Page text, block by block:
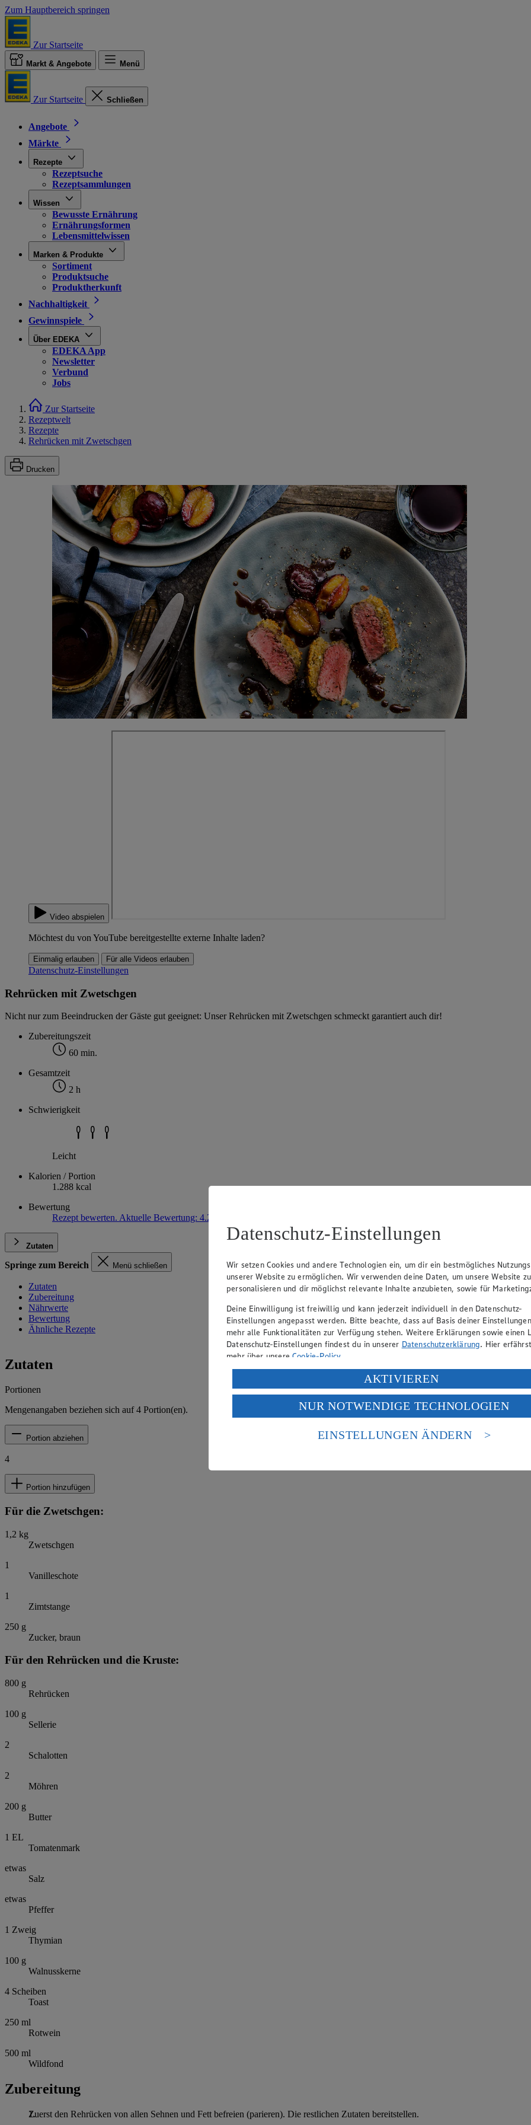
Zum Hauptbereich springen
Zur Startseite
Markt & Angebote Menü
Zur Startseite Schließen
Angebote
Märkte
Rezepte
Rezeptsuche
Rezeptsammlungen
Wissen
Bewusste Ernährung
Ernährungsformen
Lebensmittelwissen
Marken & Produkte
Sortiment
Produktsuche
Produktherkunft
Nachhaltigkeit
Gewinnspiele
Über EDEKA
EDEKA App
Newsletter
Verbund
Jobs
Zur Startseite
Rezeptwelt
Rezepte
Rehrücken mit Zwetschgen
Drucken
Video abspielen
Möchtest du von YouTube bereitgestellte externe Inhalte laden?
Einmalig erlauben Für alle Videos erlauben
Datenschutz-Einstellungen
Rehrücken mit Zwetschgen
Nicht nur zum Beeindrucken der Gäste gut geeignet: Unser Rehrücken mit Zwetschgen schmeckt garantiert auch dir!
Zubereitungszeit
60 min.
Gesamtzeit
2 h
Schwierigkeit
Leicht
Kalorien / Portion
1.288 kcal
Bewertung
Rezept bewerten. Aktuelle Bewertung: 4.2
Zutaten
Springe zum Bereich Menü schließen
Zutaten
Zubereitung
Nährwerte
Bewertung
Ähnliche Rezepte
Zutaten
Portionen
Mengenangaben beziehen sich auf4 Portion(en).
Portion abziehen
4
Portion hinzufügen
Für die Zwetschgen:
1,2 kg
Zwetschgen
1
Vanilleschote
1
Zimtstange
250 g
Zucker, braun
Für den Rehrücken und die Kruste:
800 g
Rehrücken
100 g
Sellerie
2
Schalotten
2
Möhren
200 g
Butter
1 EL
Tomatenmark
etwas
Salz
etwas
Pfeffer
1 Zweig
Thymian
100 g
Walnusskerne
4 Scheiben
Toast
250 ml
Rotwein
500 ml
Wildfond
Zubereitung
Zuerst den Rehrücken von allen Sehnen und Fett befreien (parieren). Die restlichen Zutaten bereitstellen.
Datenschutz-Einstellungen
Wir setzen Cookies und andere Technologien ein, um dir ein bestmögliches
unserer Website zu ermöglichen. Wir verwenden deine Daten, um unsere Website zu
personalisieren und dir möglichst relevante Inhalte anzubieten, sowie für
Deine Einwilligung ist freiwillig und kann jederzeit individuell in den Datenschutz-
Einstellungen angepasst werden. Bitte beachte, dass auf Basis deiner
mehr alle Funktionalitäten zur Verfügung stehen. Weitere Erklärungen sowie einen
Datenschutz-Einstellungen findest du in unserer Datenschutzerklärung. Hier
mehr über unsereCookie-Policy.
Verarbeitung deiner personenbezogenen Daten in den USA durch Facebook und
Wenn du auf „Aktivieren“ klickst, willigst du im Sinne des Art. 49 Abs. 1 Satz 1 lit.
ein, dass deine Daten in den USA verarbeitet werden. Der EuGH sieht die USA als
einem nach europäischen Standards nicht angemessenen Datenschutzniveau an. Es
Risiko eines Zugriffs durch US-amerikanische Behörden.
AKTIVIEREN
NUR NOTWENDIGE TECHNOLOGIEN
EINSTELLUNGEN ÄNDERN